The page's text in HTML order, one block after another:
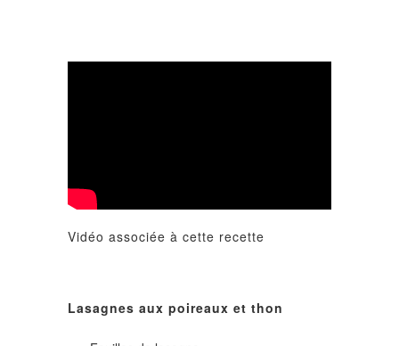
Vidéo associée à cette recette
Lasagnes aux poireaux et thon